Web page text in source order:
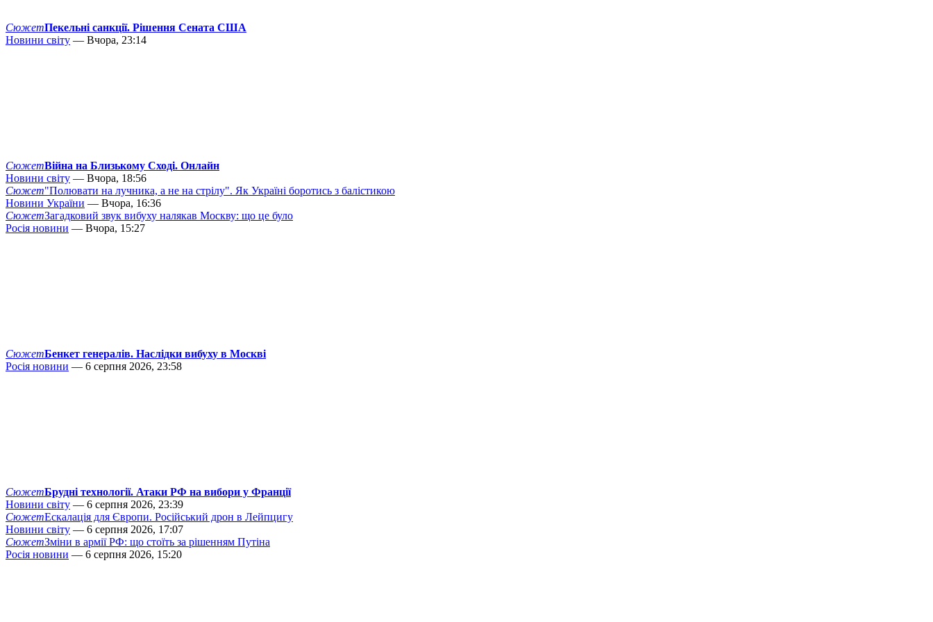
СюжетПекельні санкції. Рішення Сената США
Новини світу — Вчора, 23:14
СюжетВійна на Близькому Сході. Онлайн
Новини світу — Вчора, 18:56
Сюжет"Полювати на лучника, а не на стрілу". Як Україні боротись з балістикою
Новини України — Вчора, 16:36
СюжетЗагадковий звук вибуху налякав Москву: що це було
Росія новини — Вчора, 15:27
СюжетБенкет генералів. Наслідки вибуху в Москві
Росія новини — 6 серпня 2026, 23:58
СюжетБрудні технології. Атаки РФ на вибори у Франції
Новини світу — 6 серпня 2026, 23:39
СюжетЕскалація для Європи. Російський дрон в Лейпцигу
Новини світу — 6 серпня 2026, 17:07
СюжетЗміни в армії РФ: що стоїть за рішенням Путіна
Росія новини — 6 серпня 2026, 15:20